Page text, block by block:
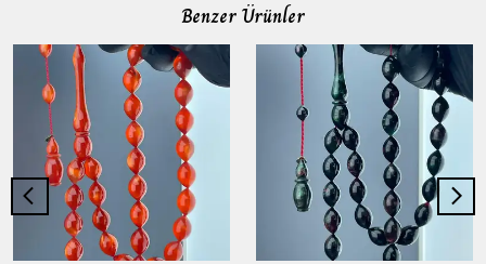
Benzer Ürünler